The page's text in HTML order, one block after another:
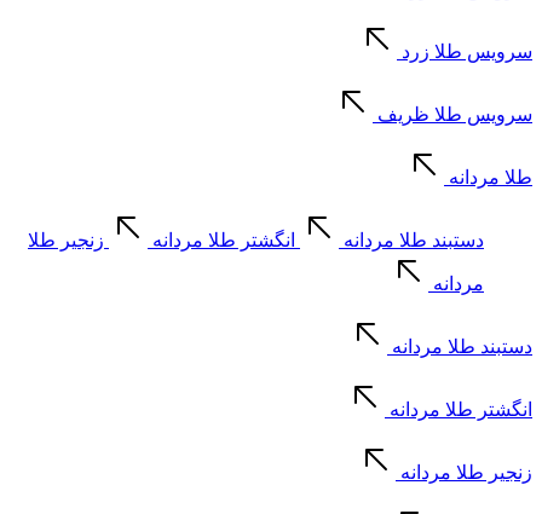
سرویس طلا زرد
سرویس طلا ظریف
طلا مردانه
دستبند طلا مردانه انگشتر طلا مردانه زنجیر طلا
مردانه
دستبند طلا مردانه
انگشتر طلا مردانه
زنجیر طلا مردانه